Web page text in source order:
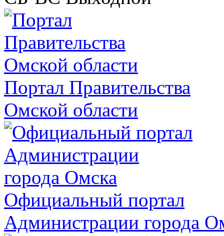
Портал Правительства
Омской области
Официальный портал
Администрации города